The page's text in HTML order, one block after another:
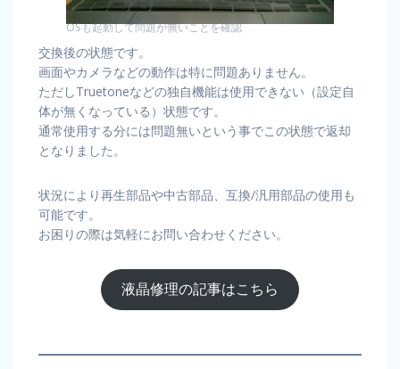
OSも起動して問題が無いことを確認
交換後の状態です。
画面やカメラなどの動作は特に問題ありません。
ただしTruetoneなどの独自機能は使用できない（設定自
体が無くなっている）状態です。
通常使用する分には問題無いという事でこの状態で返却
となりました。
状況により再生部品や中古部品、互換/汎用部品の使用も
可能です。
お困りの際は気軽にお問い合わせください。
液晶修理の記事はこちら